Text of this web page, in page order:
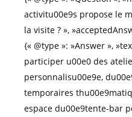
activitu00e9s propose le
la visite ? »,
{« @type »: »Answer »,
participer u00e0 des
personnalisu00e9e,
temporaires
espace du00e9tente-bar